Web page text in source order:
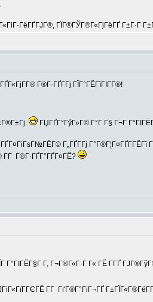
ГЇГ®ГЎГ®Г«ГјГёГҐ Г±Г·Г
Г®Г·ГҐГ­Гј ГЇГ°ГЁГїГІГ­Г®!
ГЏГҐГ°ГўГ»Г© Г°Г Г§ Г¬Г
Г„ГҐГ­Гј Г°Г®Г¦Г¤ГҐГ­ГЁГї
Г­Г Г®Г·ГҐГ°ГҐГ¤ГЁ?
Г°ГІГЁГ§Г Г­, Г¬Г®Г«Г·Г Г« ГЁ Г­ГҐ
Г­Г ГґГ®Г°ГіГ¬ГҐ